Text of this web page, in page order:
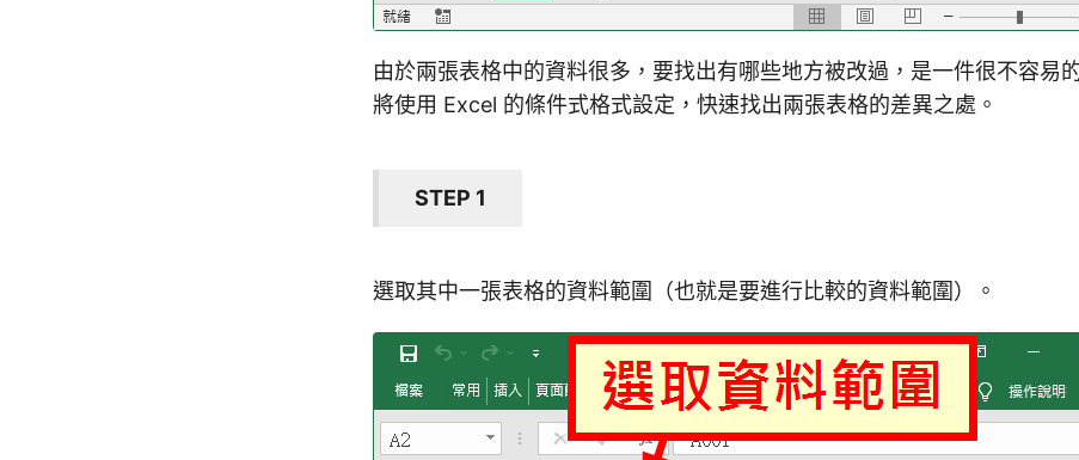
由於兩張表格中的資料很多，要找出有哪些地方被改過，是一件很不容易
將使用 Excel 的條件式格式設定，快速找出兩張表格的差異之處。
STEP 1
選取其中一張表格的資料範圍（也就是要進行比較的資料範圍）。